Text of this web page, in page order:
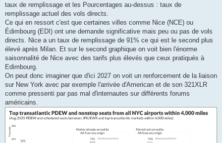
taux de remplissage et les Pourcentages au-dessus : taux de
remplissage actuel des vols directs.
Ce qui en ressort c'est que certaines villes comme Nice (NCE) ou
Édimbourg (EDI) ont une demande significative mais peu ou pas de vols
directs. Nice a un taux de remplissage de 91% ce qui est le second plus
élevé après Milan. Et sur le second graphique on voit bien l'énorme
saisonnalité de Nice avec des tarifs plus élevés que ceux pratiqués à
Edimbourg.
On peut donc imaginer que d'ici 2027 on voit un renforcement de la liaison
sur New York avec par exemple l'arrivée d'American et de son 321XLR
comme pressenti par pas mal d'internautes sur différents forums
américains.